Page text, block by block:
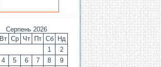
Серпень 2026
Вт Ср Чт Пт Сб
Нд
1
2
4 5 6 7 8
9